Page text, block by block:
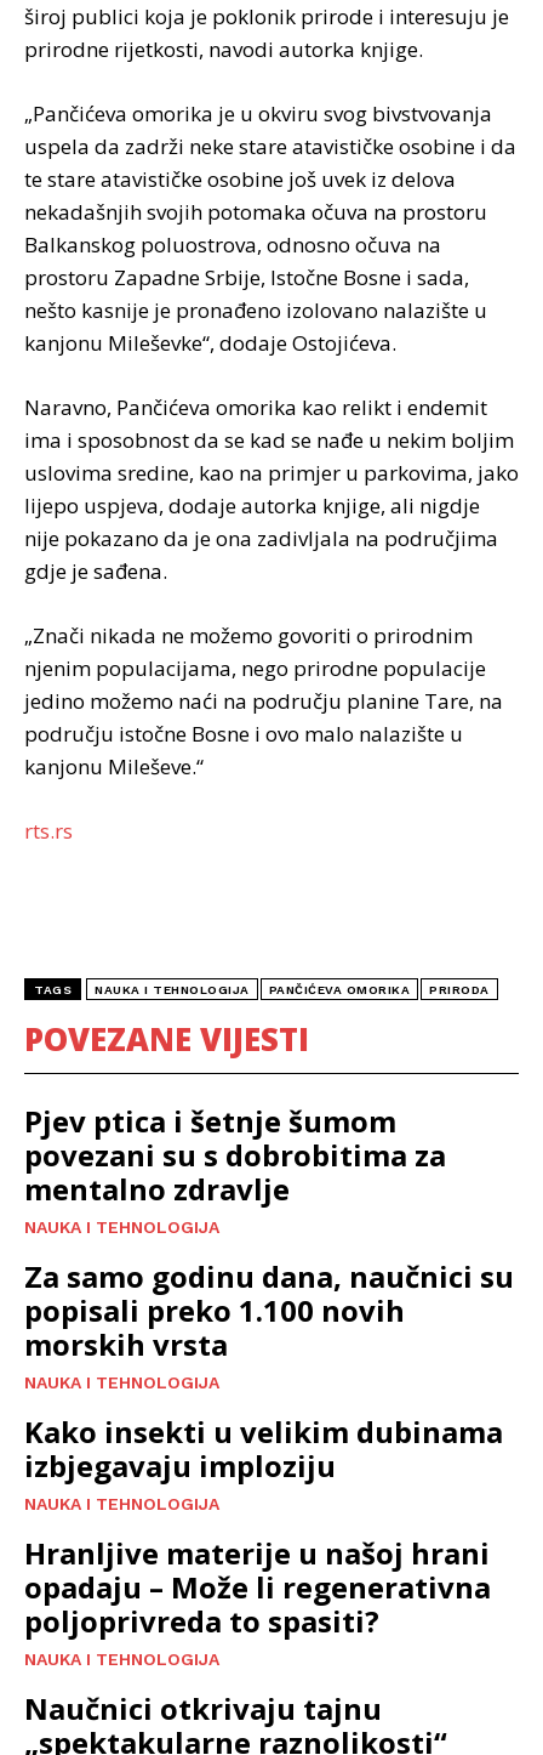
široj publici koja je poklonik prirode i interesuju je
prirodne rijetkosti, navodi autorka knjige.
„Pančićeva omorika je u okviru svog bivstvovanja
uspela da zadrži neke stare atavističke osobine i da
te stare atavističke osobine još uvek iz delova
nekadašnjih svojih potomaka očuva na prostoru
Balkanskog poluostrova, odnosno očuva na
prostoru Zapadne Srbije, Istočne Bosne i sada,
nešto kasnije je pronađeno izolovano nalazište u
kanjonu Mileševke“, dodaje Ostojićeva.
Naravno, Pančićeva omorika kao relikt i endemit
ima i sposobnost da se kad se nađe u nekim boljim
uslovima sredine, kao na primjer u parkovima, jako
lijepo uspjeva, dodaje autorka knjige, ali nigdje
nije pokazano da je ona zadivljala na područjima
gdje je sađena.
„Znači nikada ne možemo govoriti o prirodnim
njenim populacijama, nego prirodne populacije
jedino možemo naći na području planine Tare, na
području istočne Bosne i ovo malo nalazište u
kanjonu Mileševe.“
rts.rs
TAGS NAUKA I TEHNOLOGIJA PANČIĆEVA OMORIKA PRIRODA
POVEZANE VIJESTI
Pjev ptica i šetnje šumom
povezani su s dobrobitima za
mentalno zdravlje
NAUKA I TEHNOLOGIJA
Za samo godinu dana, naučnici su
popisali preko 1.100 novih
morskih vrsta
NAUKA I TEHNOLOGIJA
Kako insekti u velikim dubinama
izbjegavaju imploziju
NAUKA I TEHNOLOGIJA
Hranljive materije u našoj hrani
opadaju – Može li regenerativna
poljoprivreda to spasiti?
NAUKA I TEHNOLOGIJA
Naučnici otkrivaju tajnu
„spektakularne raznolikosti“